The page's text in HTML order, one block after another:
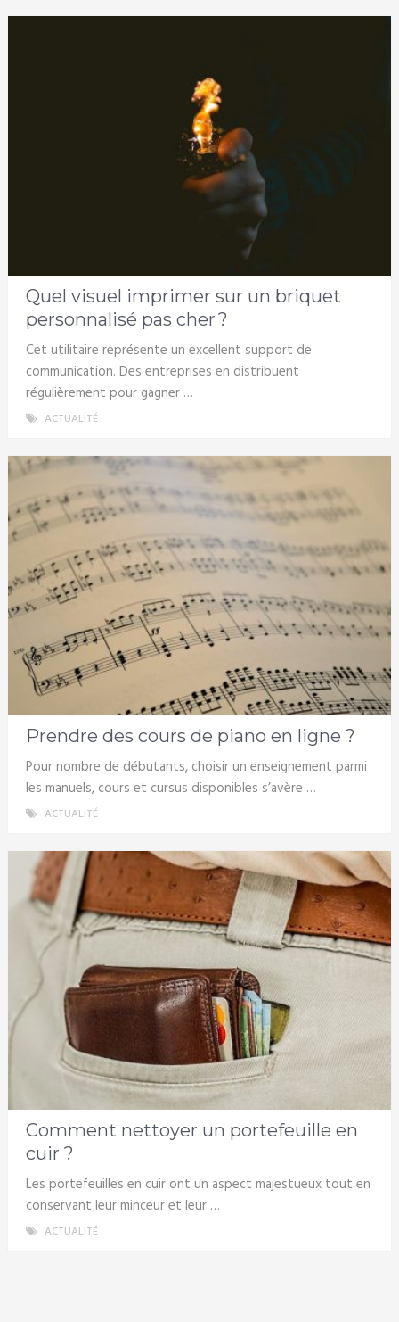
Quel visuel imprimer sur un briquet
personnalisé pas cher ?
Cet utilitaire représente un excellent support de
communication. Des entreprises en distribuent
régulièrement pour gagner …
ACTUALITÉ
Prendre des cours de piano en ligne ?
Pour nombre de débutants, choisir un enseignement parmi
les manuels, cours et cursus disponibles s’avère …
ACTUALITÉ
Comment nettoyer un portefeuille en
cuir ?
Les portefeuilles en cuir ont un aspect majestueux tout en
conservant leur minceur et leur …
ACTUALITÉ